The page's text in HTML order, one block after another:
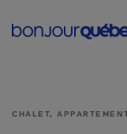
CHALET,